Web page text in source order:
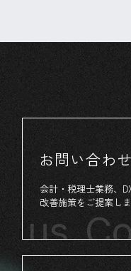
us
お問い合わせ
会計・税理士業務、
改善施策を ご提案し